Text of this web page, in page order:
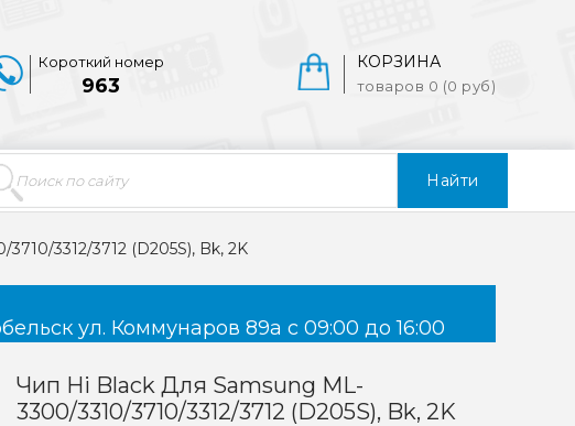
Найти
КОРЗИНА
товаров 0 (0 руб)
Короткий номер
963
3312/3712 (D205S), Bk, 2K
ул. Коммунаров 89а с 09:00 до 16:00
Чип Hi Black Для Samsung ML-
3300/3310/3710/3312/3712 (D205S), Bk, 2K